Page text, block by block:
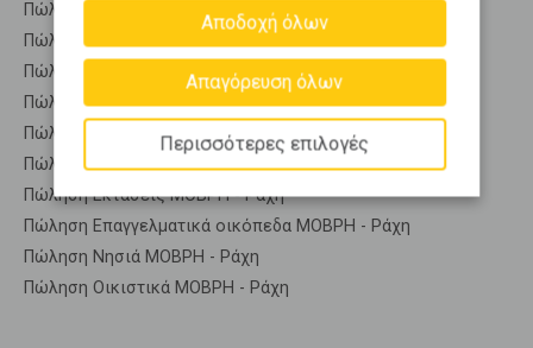
Πώληση Οικόπεδα ΣΥΜΠΟΛΙΤΕΙΑ
Πώληση Οικόπεδα ΤΡΙΤΑΙΑ
Πώληση Οικόπεδα ΦΑΡΕΣ
Πώληση Οικόπεδα ΩΛΕΝΙΑ
Πώληση Αγροτεμάχια ΜΟΒΡΗ - Ράχη
Πώληση Δασικές εκτάσεις ΜΟΒΡΗ - Ράχη
Πώληση Εκτάσεις ΜΟΒΡΗ - Ράχη
Πώληση Επαγγελματικά οικόπεδα ΜΟΒΡΗ - Ράχη
Πώληση Νησιά ΜΟΒΡΗ - Ράχη
Πώληση Οικιστικά ΜΟΒΡΗ - Ράχη
Αποδοχή όλων
Απαγόρευση όλων
Περισσότερες επιλογές